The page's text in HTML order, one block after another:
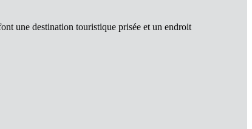
une destination touristique prisée et un endroit